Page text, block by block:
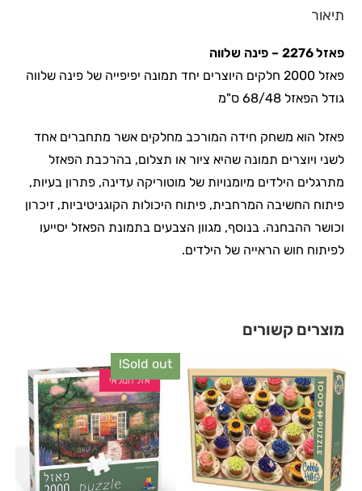
תיאור
פאזל 2276 – פינה שלווה
פאזל 2000 חלקים היוצרים יחד תמונה יפיפייה של פינה שלווה
גודל הפאזל 68/48 ס"מ
פאזל הוא משחק חידה המורכב מחלקים אשר מתחברים אחד
לשני ויוצרים תמונה שהיא ציור או תצלום, בהרכבת הפאזל
מתרגלים הילדים מיומנויות של מוטוריקה עדינה, פתרון בעיות,
פיתוח החשיבה המרחבית, פיתוח היכולות הקוגניטיביות, זיכרון
וכושר ההבחנה. בנוסף, מגוון הצבעים בתמונת הפאזל יסייעו
לפיתוח חוש הראייה של הילדים.
מוצרים קשורים
Sold out!
אזל המלאי